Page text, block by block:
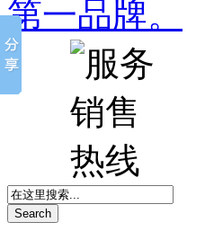
Search